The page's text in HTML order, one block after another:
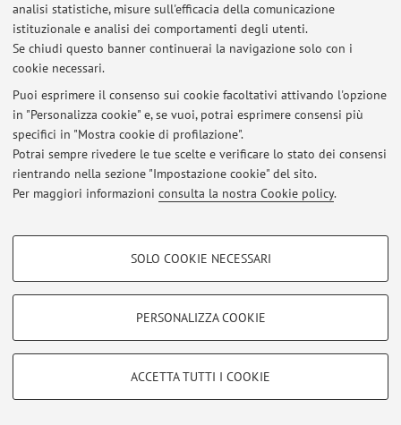
analisi statistiche, misure sull'efficacia della comunicazione
istituzionale e analisi dei comportamenti degli utenti.
Se chiudi questo banner continuerai la navigazione solo con i
cookie necessari.
Puoi esprimere il consenso sui cookie facoltativi attivando l'opzione
in "Personalizza cookie" e, se vuoi, potrai esprimere consensi più
specifici in "Mostra cookie di profilazione".
Potrai sempre rivedere le tue scelte e verificare lo stato dei consensi
rientrando nella sezione "Impostazione cookie" del sito.
Per maggiori informazioni consulta la nostra Cookie policy.
COOKIE DI PROFILAZIONE - FACOLTATIVI
COOKIE TECNICI - NECESSARI
Si tratta di cookie tecnici utilizzati, a titolo esemplificativo, per il corretto
SOLO COOKIE NECESSARI
PERSONALIZZA COOKIE
ACCETTA TUTTI I COOKIE
Accedi tramite login per gestire tutti i contenuti del sito.
© 2026 - ALMA MATER STUDIORUM - Università di Bologna - Via
Zamboni, 33 - 40126 Bologna - Partita IVA: 01131710376
Privacy| Note legali |Impostazioni Cookie